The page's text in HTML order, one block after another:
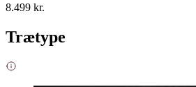
8.499 kr.
Trætype